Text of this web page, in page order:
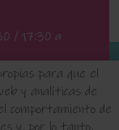
para que el
y analíticas de
comportamiento de
y, por lo tanto,
/ 17:30 a
FAQ'S